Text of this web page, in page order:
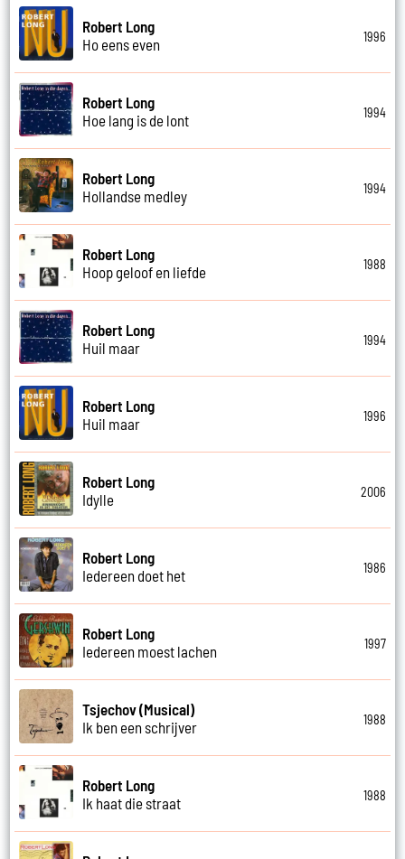
Robert Long
Ho eens even
1996
Robert Long
Hoe lang is de lont
1994
Robert Long
Hollandse medley
1994
Robert Long
Hoop geloof en liefde
1988
Robert Long
Huil maar
1994
Robert Long
Huil maar
1996
Robert Long
Idylle
2006
Robert Long
Iedereen doet het
1986
Robert Long
Iedereen moest lachen
1997
Tsjechov (Musical)
Ik ben een schrijver
1988
Robert Long
Ik haat die straat
1988